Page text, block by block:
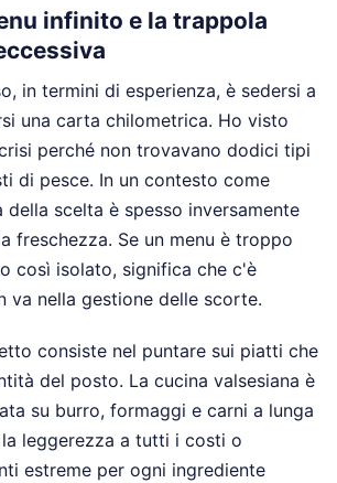
infinito e la trappola
in termini di esperienza, è sedersi a
una carta chilometrica. Ho visto
perché non trovavano dodici tipi
di pesce. In un contesto come
scelta è spesso inversamente
freschezza. Se un menu è troppo
così isolato, significa che c'è
va nella gestione delle scorte.
consiste nel puntare sui piatti che
del posto. La cucina valsesiana è
su burro, formaggi e carni a lunga
leggerezza a tutti i costi o
estreme per ogni ingrediente